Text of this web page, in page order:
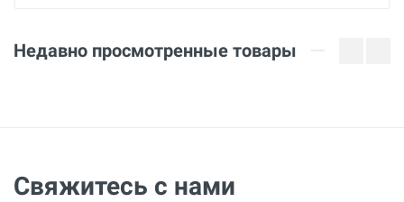
Недавно просмотренные товары
Свяжитесь с нами